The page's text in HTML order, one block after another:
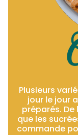
Plusieurs
jour le jour
préparés.
que les
commande